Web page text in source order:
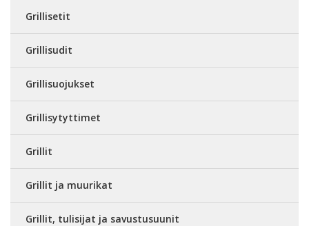
Grillisetit
Grillisudit
Grillisuojukset
Grillisytyttimet
Grillit
Grillit ja muurikat
Grillit, tulisijat ja savustusuunit